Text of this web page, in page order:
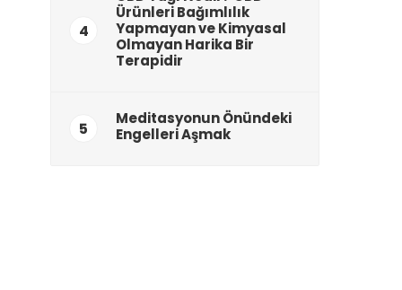
4
Ürünleri Bağımlılık
Yapmayan ve Kimyasal
Olmayan Harika Bir
Terapidir
5
Meditasyonun Önündeki
Engelleri Aşmak